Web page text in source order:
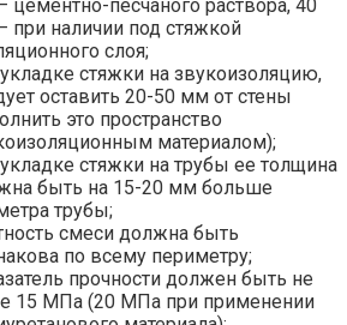
цементно-песчаного раствора, 40
при наличии под стяжкой
слоя;
стяжки на звукоизоляцию,
оставить 20-50 мм от стены
это пространство
материалом);
стяжки на трубы ее толщина
быть на 15-20 мм больше
трубы;
смеси должна быть
по всему периметру;
прочности должен быть не
15 МПа (20 МПа при применении